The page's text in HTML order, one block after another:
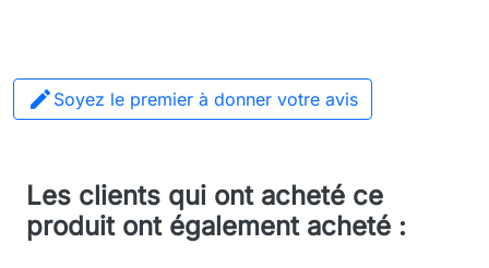
 Soyez le premier à donner votre avis
Les clients qui ont acheté ce
produit ont également acheté :